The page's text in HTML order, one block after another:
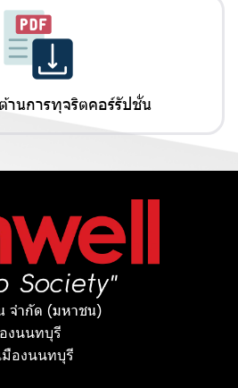
านการทุจริตคอร์รัปชั่น
จำกัด (มหาชน)
องนนทบุรี
มืองนนทบุรี